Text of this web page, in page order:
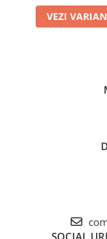
VEZI
SOCIAL